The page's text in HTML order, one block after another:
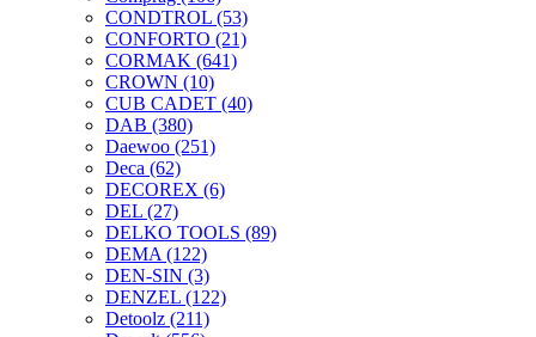
CONDTROL (53)
CONFORTO (21)
CORMAK (641)
CROWN (10)
CUB CADET (40)
DAB (380)
Daewoo (251)
Deca (62)
DECOREX (6)
DEL (27)
DELKO TOOLS (89)
DEMA (122)
DEN-SIN (3)
DENZEL (122)
Detoolz (211)